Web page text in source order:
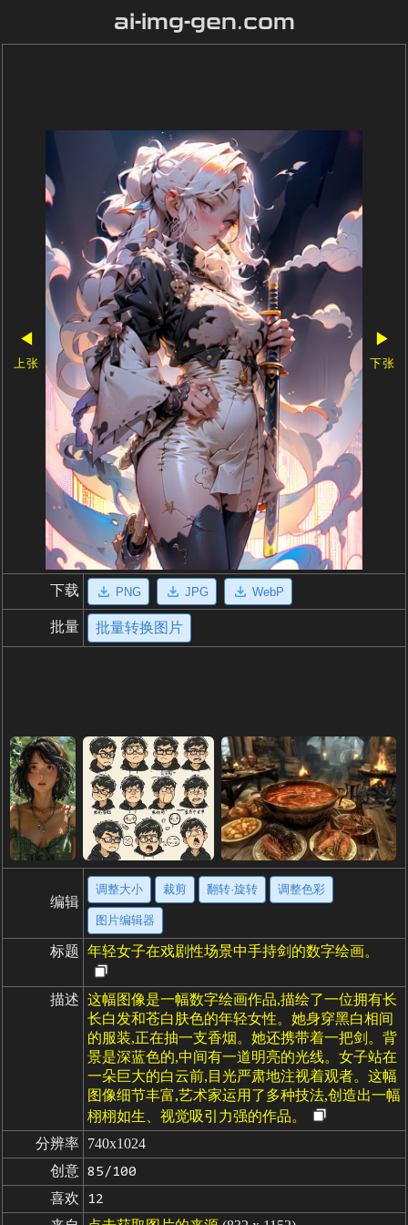
ai-img-gen.com
◀
上张
▶
下张
下载 PNG JPG WebP
批量 批量转换图片
编辑
调整大小 裁剪 翻转·旋转 调整色彩
图片编辑器
标题 年轻女子在戏剧性场景中手持剑的数字绘画。
描述 这幅图像是一幅数字绘画作品,描绘了一位拥有长
长白发和苍白肤色的年轻女性。她身穿黑白相间
的服装,正在抽一支香烟。她还携带着一把剑。背
景是深蓝色的,中间有一道明亮的光线。女子站在
一朵巨大的白云前,目光严肃地注视着观者。这幅
图像细节丰富,艺术家运用了多种技法,创造出一幅
栩栩如生、视觉吸引力强的作品。
分辨率 740x1024
创意 85/100
喜欢 12